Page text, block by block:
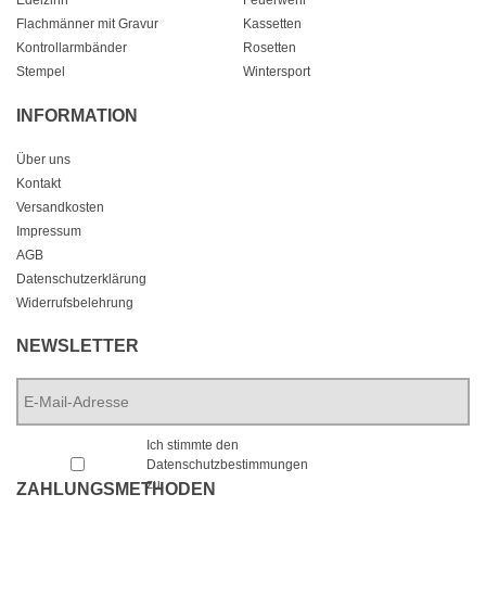
Flachmänner mit Gravur
Kassetten
Kontrollarmbänder
Rosetten
Stempel
Wintersport
INFORMATION
Über uns
Kontakt
Versandkosten
Impressum
AGB
Datenschutzerklärung
Widerrufsbelehrung
NEWSLETTER
Mail-
Adresse *
Ich stimmte den
Datenschutzbestimmungen
zu.
ZAHLUNGSMETHODEN